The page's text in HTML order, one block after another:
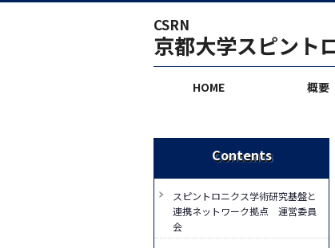
CSRN
京都大学スピント
HOME 概要
Contents
スピントロニクス学術研究基盤と
連携ネットワーク拠点 運営委員
会